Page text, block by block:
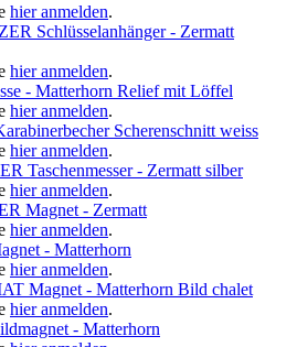
hier anmelden.
Schlüsselanhänger - Zermatt
hier anmelden.
- Matterhorn Relief mit Löffel
hier anmelden.
Scherenschnitt weiss
hier anmelden.
Taschenmesser - Zermatt silber
hier anmelden.
Magnet - Zermatt
hier anmelden.
- Matterhorn
hier anmelden.
Magnet - Matterhorn Bild chalet
hier anmelden.
- Matterhorn